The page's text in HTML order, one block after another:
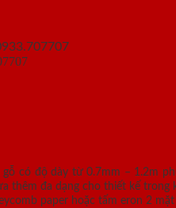
có độ dày từ 0.7mm – 1.2m
thêm đa dạng cho thiết kế
paper hoặc tấm eron 2